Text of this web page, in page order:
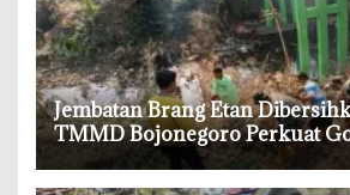
‎Jembatan Brang Etan
TMMD Bojonegoro Perkuat
Warga